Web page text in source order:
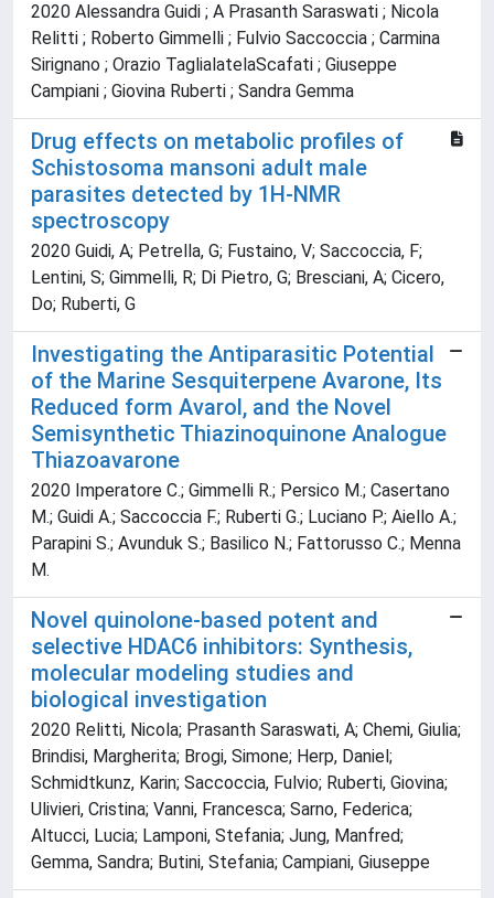
2020 Alessandra Guidi ; A Prasanth Saraswati ; Nicola
Relitti ; Roberto Gimmelli ; Fulvio Saccoccia ; Carmina
Sirignano ; Orazio TaglialatelaScafati ; Giuseppe
Campiani ; Giovina Ruberti ; Sandra Gemma
Drug effects on metabolic profiles of
Schistosoma mansoni adult male
parasites detected by 1H-NMR
spectroscopy
2020 Guidi, A; Petrella, G; Fustaino, V; Saccoccia, F;
Lentini, S; Gimmelli, R; Di Pietro, G; Bresciani, A; Cicero,
Do; Ruberti, G
Investigating the Antiparasitic Potential
of the Marine Sesquiterpene Avarone, Its
Reduced form Avarol, and the Novel
Semisynthetic Thiazinoquinone Analogue
Thiazoavarone
2020 Imperatore C.; Gimmelli R.; Persico M.; Casertano
M.; Guidi A.; Saccoccia F.; Ruberti G.; Luciano P.; Aiello A.;
Parapini S.; Avunduk S.; Basilico N.; Fattorusso C.; Menna
M.
Novel quinolone-based potent and
selective HDAC6 inhibitors: Synthesis,
molecular modeling studies and
biological investigation
2020 Relitti, Nicola; Prasanth Saraswati, A; Chemi, Giulia;
Brindisi, Margherita; Brogi, Simone; Herp, Daniel;
Schmidtkunz, Karin; Saccoccia, Fulvio; Ruberti, Giovina;
Ulivieri, Cristina; Vanni, Francesca; Sarno, Federica;
Altucci, Lucia; Lamponi, Stefania; Jung, Manfred;
Gemma, Sandra; Butini, Stefania; Campiani, Giuseppe